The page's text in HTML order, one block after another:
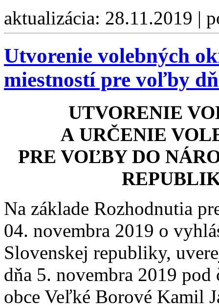
aktualizácia: 28.11.2019 |
Utvorenie volebných
miestností pre voľby
UTVORENIE
A URČENIE
PRE VOĽBY DO
Na základe Rozhodnutia
04. novembra 2019 o
Slovenskej republiky,
dňa 5. novembra 2019
obce Veľké Borové Kamil